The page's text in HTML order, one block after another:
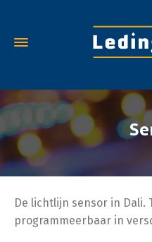
De lichtlijn sensor in Dali.
programmeerbaar in